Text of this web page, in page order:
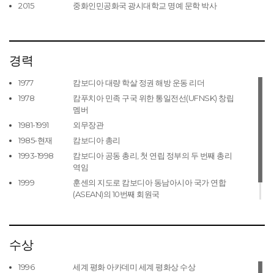
2015
중화인민공화국 광시대학교 명예 문학 박사
경력
1977
캄보디아 대량 학살 정권 해방 운동 리더
1978
캄푸치아 민족 구국 위한 통일전선(UFNSK) 창립
멤버
1981-1991
외무장관
1985-현재
캄보디아 총리
1993-1998
캄보디아 공동 총리, 첫 연립 정부의 두 번째 총리
역임
1999
훈센의 지도로 캄보디아 동남아시아 국가 연합
(ASEAN)의 10번째 회원국
수상
1996
세계 평화 아카데미 세계 평화상 수상